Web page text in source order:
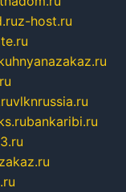
z-host.ru
vlknrussia.ru
bankaribi.ru